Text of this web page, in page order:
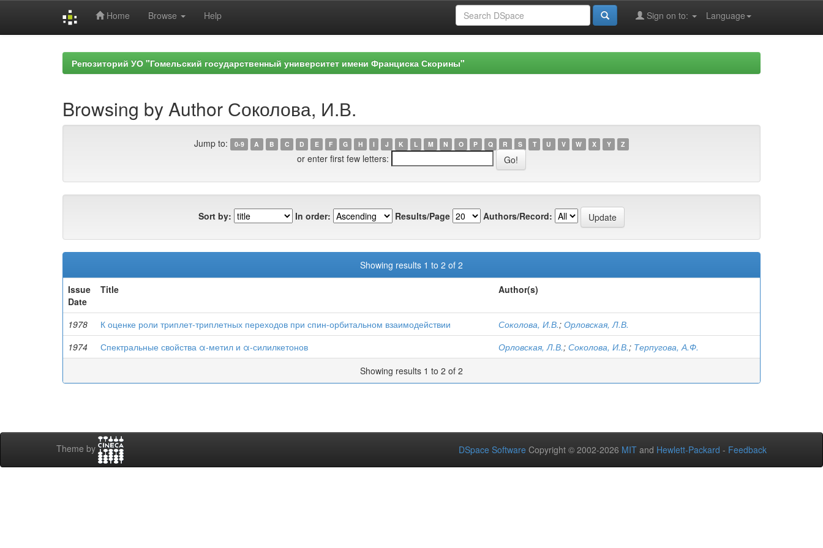
Home Browse Help Language
Sign on to:
Репозиторий УО "Гомельский государственный университет имени Франциска Скорины"
Browsing by Author Соколова, И.В.
Jump to: 0-9 A B C D E F G H I J K L M N O P Q R S T U V W X Y Z
or enter first few letters:
Sort by: In order: Results/Page Authors/Record:
Showing results 1 to 2 of 2
Issue
Date
Title Author(s)
1978 К оценке роли триплет-триплетных переходов при спин-орбитальном взаимодействии Соколова, И.В.; Орловская, Л.В.
1974
Спектральные свойства α-метил и α-силилкетонов Орловская, Л.В.; Соколова, И.В.; Терпугова, А.Ф.
Showing results 1 to 2 of 2
Theme by DSpace Software Copyright © 2002-2026 MIT and Hewlett-Packard - Feedback